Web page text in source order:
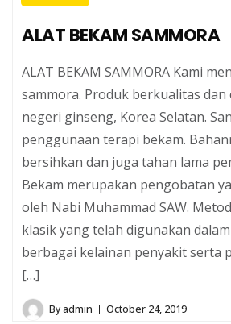
ALAT BEKAM SAMMORA
ALAT BEKAM SAMMORA Kami
sammora. Produk berkualitas
negeri ginseng, Korea Selatan.
penggunaan terapi bekam.
bersihkan dan juga tahan lama
Bekam merupakan pengobatan
oleh Nabi Muhammad SAW.
klasik yang telah digunakan
berbagai kelainan penyakit serta
[…]
Byadmin October 24, 2019